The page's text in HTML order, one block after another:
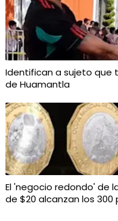
Identifican a sujeto que
de Huamantla
El 'negocio redondo' de
de $20 alcanzan los 300